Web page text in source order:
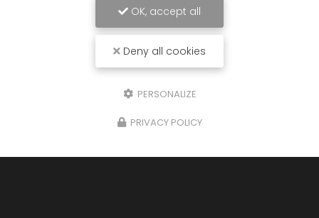
OK, accept all
Deny all cookies
PERSONALIZE
PRIVACY POLICY